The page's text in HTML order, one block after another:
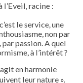
racine :
le service, une
non par
passion. A quel
à l’intérêt ?
en harmonie
leur nature ».